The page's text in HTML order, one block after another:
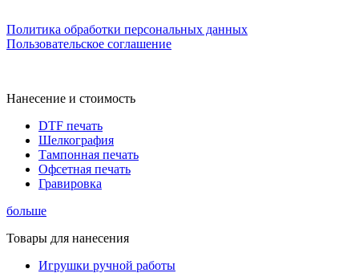
Политика обработки персональных данных
Пользовательское соглашение
Нанесение и стоимость
DTF печать
Шелкография
Тампонная печать
Офсетная печать
Гравировка
больше
Товары для нанесения
Игрушки ручной работы